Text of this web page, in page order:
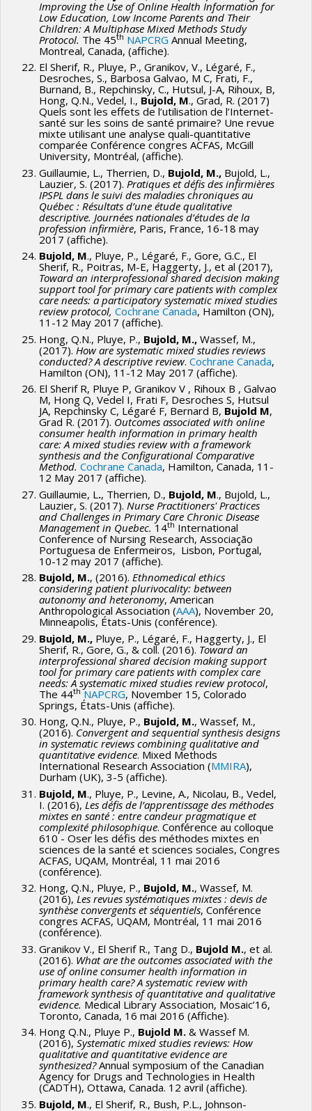
Improving the Use of Online Health Information for
Low Education, Low Income Parents and Their
Children: A Multiphase Mixed Methods Study
Protocol. The 45th NAPCRG Annual Meeting,
Montreal, Canada, (affiche).
El Sherif, R., Pluye, P., Granikov, V., Légaré, F.,
Desroches, S., Barbosa Galvao, M C, Frati, F.,
Burnand, B., Repchinsky, C., Hutsul, J-A, Rihoux, B,
Hong, Q.N., Vedel, I., Bujold, M., Grad, R. (2017)
Quels sont les effets de l’utilisation de l’Internet-
santé sur les soins de santé primaire? Une revue
mixte utilisant une analyse quali-quantitative
comparée Conférence congres ACFAS, McGill
University, Montréal, (affiche).
Guillaumie, L., Therrien, D., Bujold, M., Bujold, L.,
Lauzier, S. (2017). Pratiques et défis des infirmières
IPSPL dans le suivi des maladies chroniques au
Québec : Résultats d’une étude qualitative
descriptive. Journées nationales d’études de la
profession infirmière, Paris, France, 16-18 may
2017 (affiche).
Bujold, M., Pluye, P., Légaré, F., Gore, G.C., El
Sherif, R., Poitras, M-E, Haggerty, J., et al (2017),
Toward an interprofessional shared decision making
support tool for primary care patients with complex
care needs: a participatory systematic mixed studies
review protocol, Cochrane Canada, Hamilton (ON),
11-12 May 2017 (affiche).
Hong, Q.N., Pluye, P., Bujold, M., Wassef, M.,
(2017). How are systematic mixed studies reviews
conducted?A descriptive review. Cochrane Canada,
Hamilton (ON), 11-12 May 2017 (affiche).
El Sherif R, Pluye P, Granikov V , Rihoux B , Galvao
M, Hong Q, Vedel I, Frati F, Desroches S, Hutsul
JA, Repchinsky C, Légaré F, Bernard B, Bujold M,
Grad R. (2017). Outcomes associated with online
consumer health information in primary health
care: A mixed studies review with a framework
synthesis and the Configurational Comparative
Method. Cochrane Canada, Hamilton, Canada, 11-
12 May 2017 (affiche).
Guillaumie, L ., Therrien, D., Bujold, M., Bujold, L.,
Lauzier, S. (2017). Nurse Practitioners' Practices
and Challenges in Primary Care Chronic Disease
Management in Quebec. 14th International
Conference of Nursing Research, Associação
Portuguesa de Enfermeiros, Lisbon, Portugal,
10-12 may 2017 (affiche).
Bujold, M., (2016). Ethnomedical ethics
considering patient plurivocality: between
autonomy and heteronomy, American
Anthropological Association (AAA), November 20,
Minneapolis, États-Unis (conférence).
Bujold, M., Pluye, P., Légaré, F., Haggerty, J., El
Sherif, R., Gore, G., & coll. (2016). Toward an
interprofessional shared decision making support
tool for primary care patients with complex care
needs: A systematic mixed studies review protocol,
The 44th NAPCRG, November 15, Colorado
Springs, États-Unis (affiche).
Hong, Q.N., Pluye, P., Bujold, M., Wassef, M.,
(2016). Convergent and sequential synthesis designs
in systematic reviews combining qualitative and
quantitative evidence. Mixed Methods
International Research Association (MMIRA),
Durham (UK), 3-5 (affiche).
Bujold, M., Pluye, P., Levine, A., Nicolau, B., Vedel,
I. (2016), Les défis de l’apprentissage des méthodes
mixtes en santé : entre candeur pragmatique et
complexité philosophique. Conférence au colloque
610 - Oser les défis des méthodes mixtes en
sciences de la santé et sciences sociales , Congres
ACFAS, UQAM, Montréal, 11 mai 2016
(conférence).
Hong, Q.N., Pluye, P., Bujold, M., Wassef, M.
(2016), Les revues systématiques mixtes : devis de
synthèse convergents et séquentiels, Conférence
congres ACFAS, UQAM, Montréal, 11 mai 2016
(conférence).
Granikov V., El Sherif R., Tang D., Bujold M., et al.
(2016). What are the outcomes associated with the
use of online consumer health information in
primary health care? A systematic review with
framework synthesis of quantitative and qualitative
evidence. Medical Library Association, Mosaic’16,
Toronto, Canada, 16 mai 2016 (Affiche).
Hong Q.N., Pluye P., Bujold M. & Wassef M.
(2016), Systematic mixed studies reviews: How
qualitative and quantitative evidence are
synthesized?Annual symposium of the Canadian
Agency for Drugs and Technologies in Health
(CADTH), Ottawa, Canada. 12 avril (affiche).
Bujold, M., El Sherif, R., Bush, P.L., Johnson-